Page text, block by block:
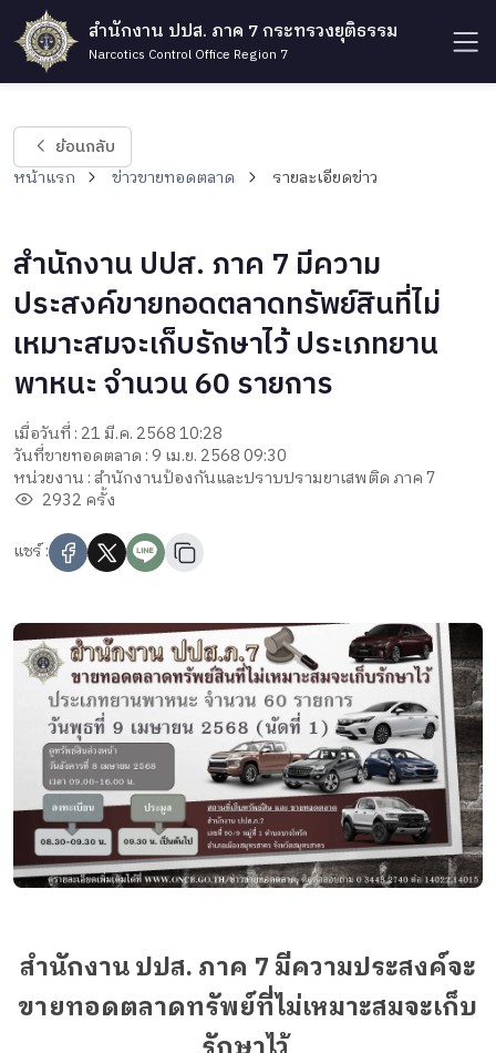
สำนักงาน ปปส. ภาค 7 กระทรวงยุติธรรม
Narcotics Control Office Region 7
ย้อนกลับ
หน้าแรก ข่าวขายทอดตลาด รายละเอียดข่าว
สำนักงาน ปปส. ภาค 7 มีความ
ประสงค์ขายทอดตลาดทรัพย์สินที่ไม่
เหมาะสมจะเก็บรักษาไว้ ประเภทยาน
พาหนะ จำนวน 60 รายการ
เมื่อวันที่ : 21 มี.ค. 2568 10:28
วันที่ขายทอดตลาด : 9 เม.ย. 2568 09:30
หน่วยงาน : สำนักงานป้องกันและปราบปรามยาเสพติด ภาค 7
2932 ครั้ง
แชร์ :
สำนักงาน ปปส. ภาค 7 มีความประสงค์จะ
ขายทอดตลาดทรัพย์ที่ไม่เหมาะสมจะเก็บ